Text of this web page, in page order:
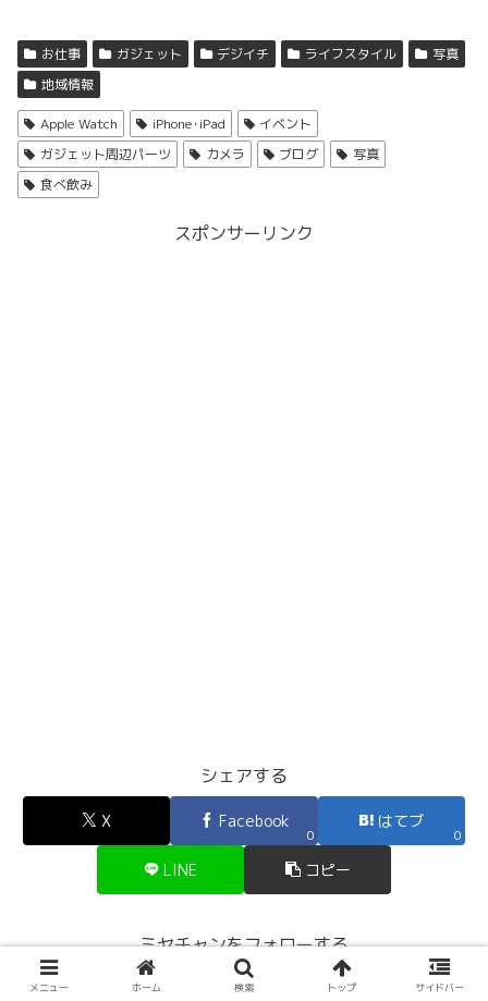
お仕事 ガジェット デジイチ ライフスタイル
写真
地域情報
Apple Watch iPhone･iPad
イベント
ガジェット周辺パーツ
カメラ ブログ
写真
食べ飲み
スポンサーリンク
シェアする
X Facebook
0
はてブ
0
LINE コピー
ミヤチャンをフォローする
メニュー ホーム 検索 トップ サイドバー